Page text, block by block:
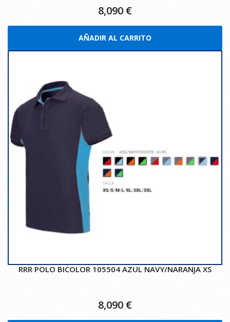
8,090 €
AÑADIR AL CARRITO
RRR POLO BICOLOR 105504 AZUL NAVY/NARANJA XS
8,090 €